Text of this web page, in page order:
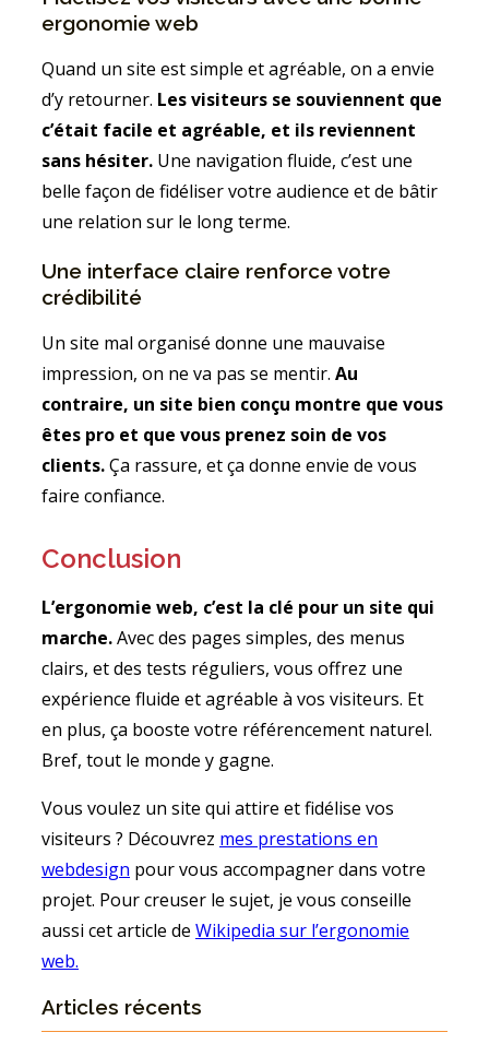
ergonomie web
Quand un site est simple et agréable, on a envie
d’y retourner. Les visiteurs se souviennent que
c’était facile et agréable, et ils reviennent
sans hésiter. Une navigation fluide, c’est une
belle façon de fidéliser votre audience et de bâtir
une relation sur le long terme.
Une interface claire renforce votre
crédibilité
Un site mal organisé donne une mauvaise
impression, on ne va pas se mentir. Au
contraire, un site bien conçu montre que vous
êtes pro et que vous prenez soin de vos
clients.Ça rassure, et ça donne envie de vous
faire confiance.
Conclusion
L’ergonomie web, c’est la clé pour un site qui
marche.Avec des pages simples, des menus
clairs, et des tests réguliers, vous offrez une
expérience fluide et agréable à vos visiteurs. Et
en plus, ça booste votre référencement naturel.
Bref, tout le monde y gagne.
Vous voulez un site qui attire et fidélise vos
visiteurs ? Découvrez mes prestations en
webdesign pour vous accompagner dans votre
projet. Pour creuser le sujet, je vous conseille
aussi cet article de Wikipedia sur l’ergonomie
web.
Articles récents